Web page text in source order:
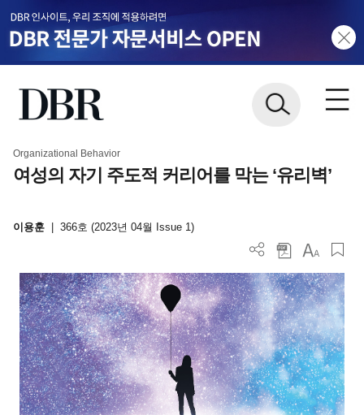
Organizational Behavior
여성의 자기 주도적 커리어를 막는 ‘유리벽’
이용훈 366호 (2023년 04월 Issue 1)